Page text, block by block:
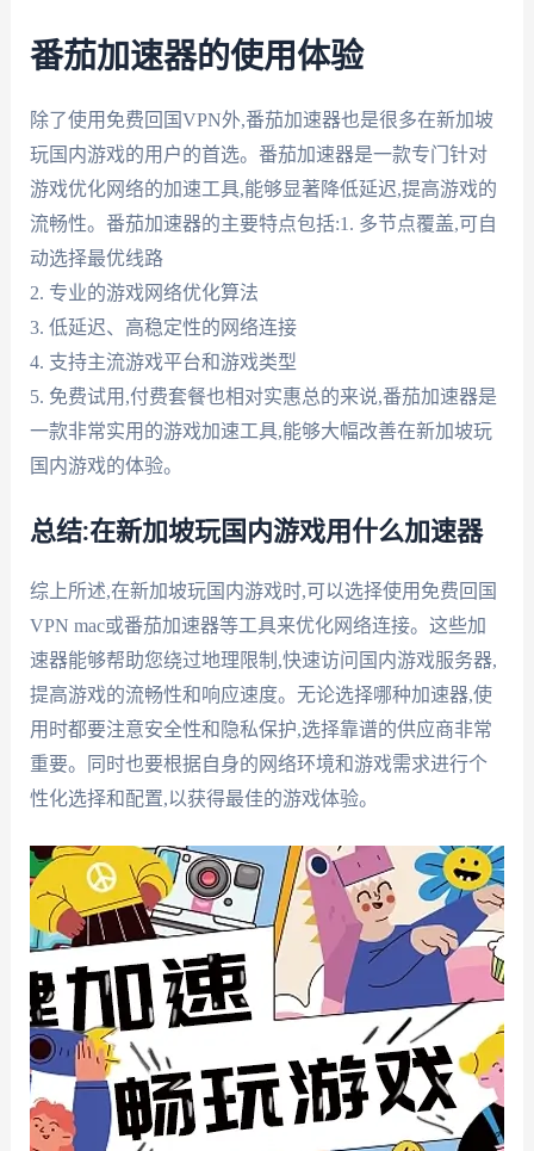
番茄加速器的使用体验
除了使用免费回国VPN外,番茄加速器也是很多在新加坡
玩国内游戏的用户的首选。番茄加速器是一款专门针对
游戏优化网络的加速工具,能够显著降低延迟,提高游戏的
流畅性。番茄加速器的主要特点包括:1. 多节点覆盖,可自
动选择最优线路
2. 专业的游戏网络优化算法
3. 低延迟、高稳定性的网络连接
4. 支持主流游戏平台和游戏类型
5. 免费试用,付费套餐也相对实惠总的来说,番茄加速器是
一款非常实用的游戏加速工具,能够大幅改善在新加坡玩
国内游戏的体验。
总结:在新加坡玩国内游戏用什么加速器
综上所述,在新加坡玩国内游戏时,可以选择使用免费回国
VPN mac或番茄加速器等工具来优化网络连接。这些加
速器能够帮助您绕过地理限制,快速访问国内游戏服务器,
提高游戏的流畅性和响应速度。无论选择哪种加速器,使
用时都要注意安全性和隐私保护,选择靠谱的供应商非常
重要。同时也要根据自身的网络环境和游戏需求进行个
性化选择和配置,以获得最佳的游戏体验。